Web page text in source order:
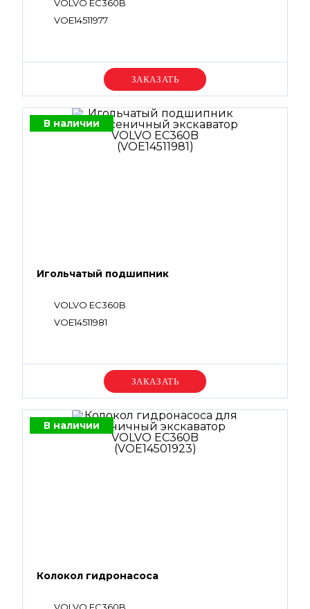
VOLVO EC360B
VOE14511977
Уточняйте цену
В наличии
Игольчатый подшипник
VOLVO EC360B
VOE14511981
Уточняйте цену
В наличии
Колокол гидронасоса